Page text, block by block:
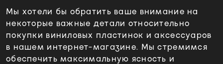
Мы хотели бы обратить ваше внимание на
некоторые важные детали относительно
покупки виниловых пластинок и аксессуаров
в нашем интернет-магазине. Мы стремимся
обеспечить максимальную ясность и